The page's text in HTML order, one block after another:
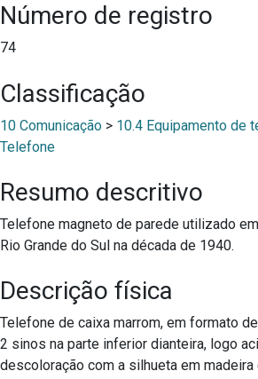
Número de registro
74
Classificação
10 Comunicação > 10.4 Equipamento de
Telefone
Resumo descritivo
Telefone magneto de parede utilizado
Rio Grande do Sul na década de 1940.
Descrição física
Telefone de caixa marrom, em formato
2 sinos na parte inferior dianteira, logo acima há uma
descoloração com a silhueta em madeira